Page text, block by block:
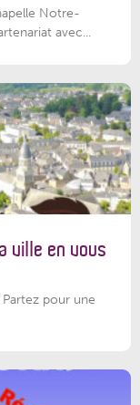
Notre-
avec...
ville en vous
pour une